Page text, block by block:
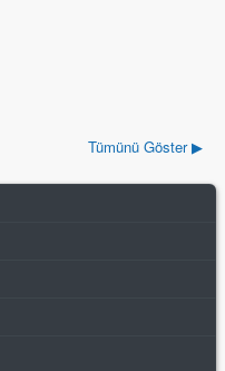
Tümünü Göster ▶